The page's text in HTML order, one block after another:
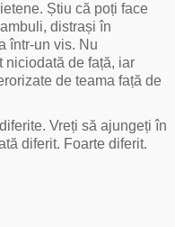
Știu că poți face
distrași în
într-un vis. Nu
niciodată de față, iar
de teama față de
Vreți să ajungeți în
diferit. Foarte diferit.